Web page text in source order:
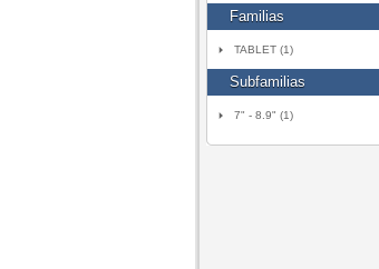
Familias
TABLET (1)
Subfamilias
7" - 8.9" (1)